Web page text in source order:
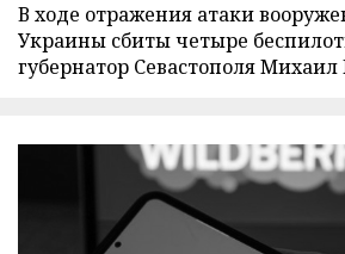
В ходе отражения атаки
Украины сбиты четыре
губернатор Севастополя Михаил